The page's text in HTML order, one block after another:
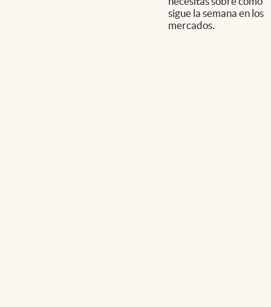
sigue la semana en los
mercados.